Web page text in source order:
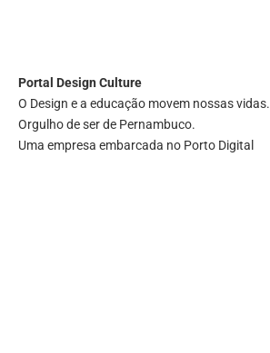
Portal Design Culture
O Design e a educação movem nossas vidas.
Orgulho de ser de Pernambuco.
Uma empresa embarcada no Porto Digital